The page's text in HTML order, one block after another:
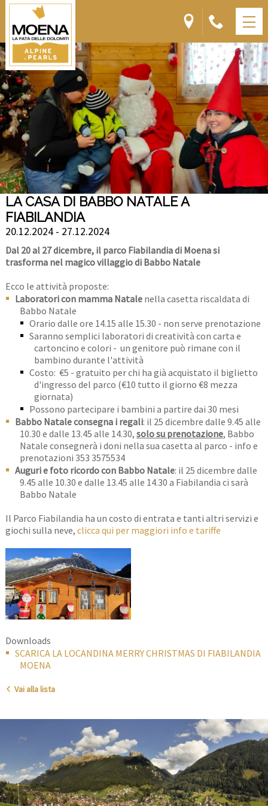
LA CASA DI BABBO NATALE A
FIABILANDIA
20.12.2024 - 27.12.2024
Dal 20 al 27 dicembre, il parco Fiabilandia di Moena si
trasforma nel magico villaggio di Babbo Natale
Ecco le attività proposte:
Laboratori con mamma Natalenella casetta riscaldata di
Babbo Natale
Orario dalle ore 14.15 alle 15.30 - non serve prenotazione
Saranno semplici laboratori di creatività con carta e
cartoncino e colori - un genitore può rimane con il
bambino durante l'attività
Costo: €5 - gratuito per chi ha già acquistato il biglietto
d'ingresso del parco (€10 tutto il giorno €8 mezza
giornata)
Possono partecipare i bambini a partire dai 30 mesi
Babbo Natale consegna i regali: il 25 dicembre dalle 9.45 alle
10.30 e dalle 13.45 alle 14.30, solo su prenotazione, Babbo
Natale consegnerà i doni nella sua casetta al parco - info e
prenotazioni 353 3575534
Auguri e foto ricordo con Babbo Natale: il 25 dicembre dalle
9.45 alle 10.30 e dalle 13.45 alle 14.30 a Fiabilandia ci sarà
Babbo Natale
Il Parco Fiabilandia ha un costo di entrata e tanti altri servizi e
giochi sulla neve, clicca qui per maggiori info e tariffe
Downloads
SCARICA LA LOCANDINA MERRY CHRISTMAS DI FIABILANDIA
MOENA
Vai alla lista